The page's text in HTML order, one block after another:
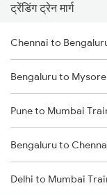
ट्रेंडिंग ट्रेन मार्ग
Chennai to
Bengaluru to
Pune to Mumbai
Bengaluru to
Delhi to Mumbai